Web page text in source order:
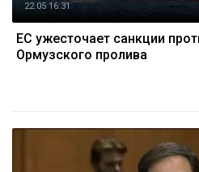
22.05 16:31
ЕС ужесточает санкции
Ормузского пролива